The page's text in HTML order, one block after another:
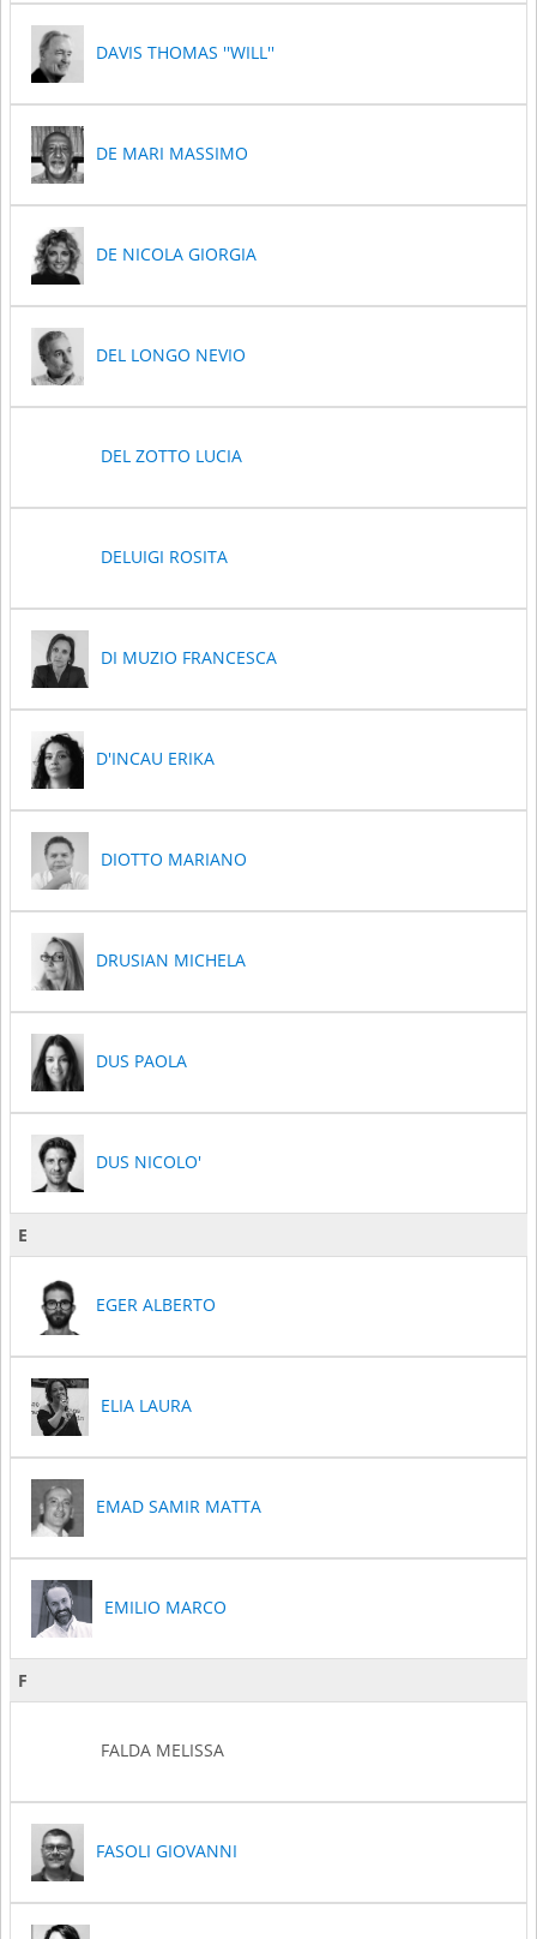
DAVIS THOMAS ''WILL''
DE MARI MASSIMO
DE NICOLA GIORGIA
DEL LONGO NEVIO
DEL ZOTTO LUCIA
DELUIGI ROSITA
DI MUZIO FRANCESCA
D'INCAU ERIKA
DIOTTO MARIANO
DRUSIAN MICHELA
DUS PAOLA
DUS NICOLO'
E
EGER ALBERTO
ELIA LAURA
EMAD SAMIR MATTA
EMILIO MARCO
F
FALDA MELISSA
FASOLI GIOVANNI